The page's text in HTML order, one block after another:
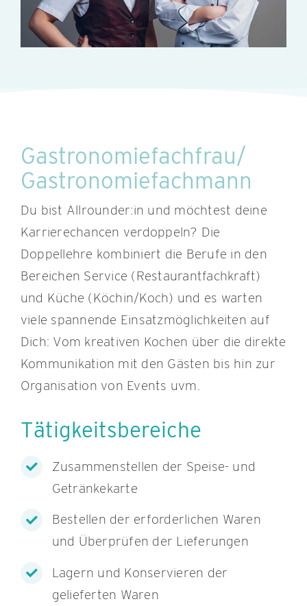
Gastronomiefachfrau/
Gastronomiefachmann
Du bist Allrounder:in und möchtest deine
Karrierechancen verdoppeln? Die
Doppellehre kombiniert die Berufe in den
Bereichen Service (Restaurantfachkraft)
und Küche (Köchin/Koch) und es warten
viele spannende Einsatzmöglichkeiten auf
Dich: Vom kreativen Kochen über die direkte
Kommunikation mit den Gästen bis hin zur
Organisation von Events uvm.
Tätigkeitsbereiche
Zusammenstellen der Speise- und
Getränkekarte
Bestellen der erforderlichen Waren
und Überprüfen der Lieferungen
Lagern und Konservieren der
gelieferten Waren